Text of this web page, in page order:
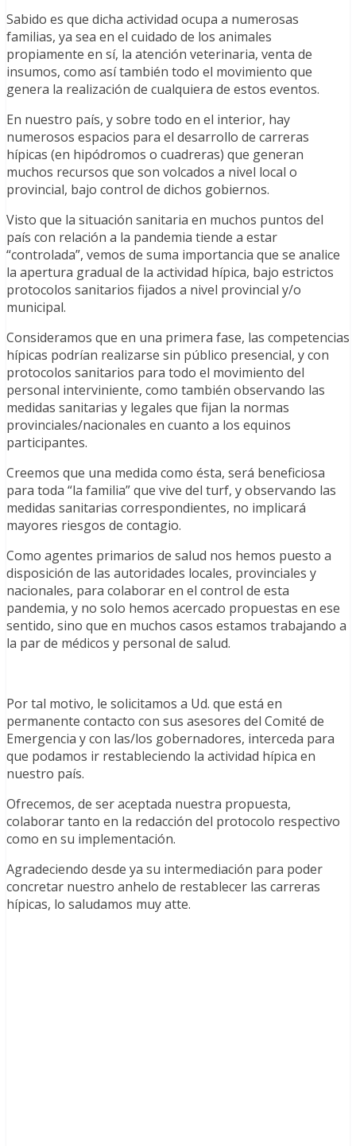
Sabido es que dicha actividad ocupa a numerosas
familias, ya sea en el cuidado de los animales
propiamente en sí, la atención veterinaria, venta de
insumos, como así también todo el movimiento que
genera la realización de cualquiera de estos eventos.
En nuestro país, y sobre todo en el interior, hay
numerosos espacios para el desarrollo de carreras
hípicas (en hipódromos o cuadreras) que generan
muchos recursos que son volcados a nivel local o
provincial, bajo control de dichos gobiernos.
Visto que la situación sanitaria en muchos puntos del
país con relación a la pandemia tiende a estar
“controlada”, vemos de suma importancia que se analice
la apertura gradual de la actividad hípica, bajo estrictos
protocolos sanitarios fijados a nivel provincial y/o
municipal.
Consideramos que en una primera fase, las competencias
hípicas podrían realizarse sin público presencial, y con
protocolos sanitarios para todo el movimiento del
personal interviniente, como también observando las
medidas sanitarias y legales que fijan la normas
provinciales/nacionales en cuanto a los equinos
participantes.
Creemos que una medida como ésta, será beneficiosa
para toda “la familia” que vive del turf, y observando las
medidas sanitarias correspondientes, no implicará
mayores riesgos de contagio.
Como agentes primarios de salud nos hemos puesto a
disposición de las autoridades locales, provinciales y
nacionales, para colaborar en el control de esta
pandemia, y no solo hemos acercado propuestas en ese
sentido, sino que en muchos casos estamos trabajando a
la par de médicos y personal de salud.
Por tal motivo, le solicitamos a Ud. que está en
permanente contacto con sus asesores del Comité de
Emergencia y con las/los gobernadores, interceda para
que podamos ir restableciendo la actividad hípica en
nuestro país.
Ofrecemos, de ser aceptada nuestra propuesta,
colaborar tanto en la redacción del protocolo respectivo
como en su implementación.
Agradeciendo desde ya su intermediación para poder
concretar nuestro anhelo de restablecer las carreras
hípicas, lo saludamos muy atte.